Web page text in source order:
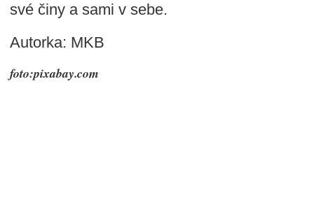
své činy a sami v sebe.
Autorka: MKB
foto:pixabay.com